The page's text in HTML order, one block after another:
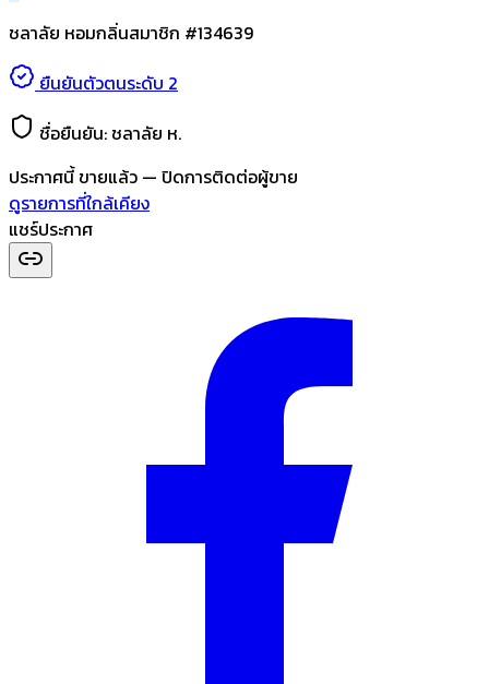
ชลาลัย หอมกลิ่นสมาชิก #134639
ยืนยันตัวตนระดับ 2
ชื่อยืนยัน:ชลาลัย ห.
ประกาศนี้ขายแล้ว — ปิดการติดต่อผู้ขาย
ดูรายการที่ใกล้เคียง
แชร์ประกาศ